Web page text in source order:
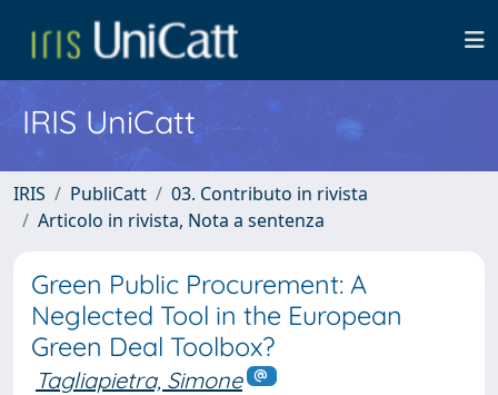
IRIS UniCatt
IRIS PubliCatt
03. Contributo in rivista
Articolo in rivista, Nota a sentenza
Green Public Procurement: A
Neglected Tool in the European
Green Deal Toolbox?
Tagliapietra, Simone